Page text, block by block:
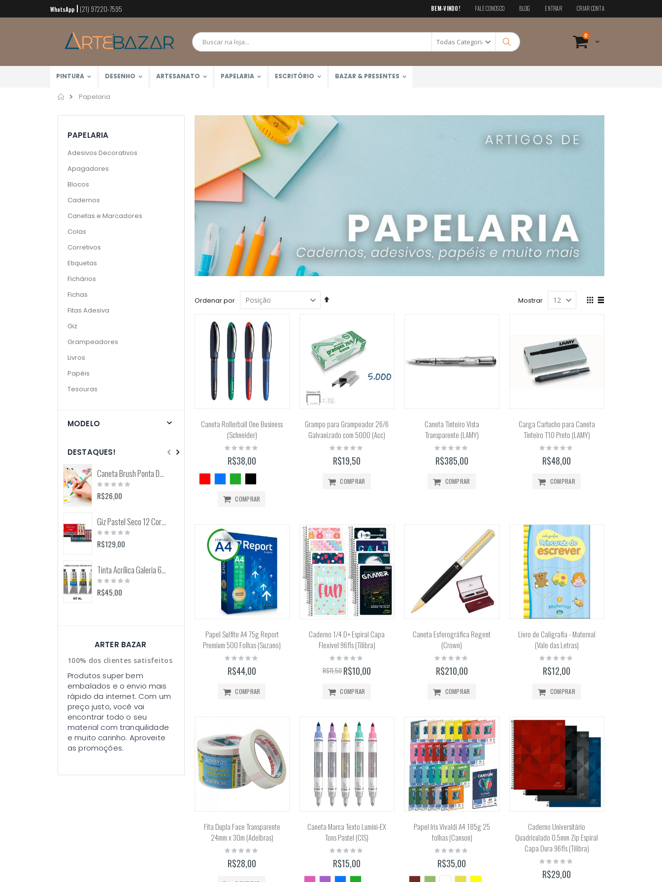
Pular
para
conteúdo
BEM-VINDO! FALE CONOSCO BLOG ENTRAR CRIAR CONTA
Cart
0 itens
Pesquisa
WhatsApp (21) 97220-7595
PINTURA DESENHO ARTESANATO PAPELARIA ESCRITÓRIO BAZAR & PRESENTES
Home
Papelaria
Ordenar por
Definir
Ver
Mostrar
Caneta Rollerball One Business
(Schneider)
Rating:
0%
R$38,00
COMPRAR
Grampo para Grampeador 26/6
Galvanizado com 5000 (Acc)
Rating:
0%
R$19,50
COMPRAR
Caneta Tinteiro Vista
Transparente (LAMY)
Rating:
0%
R$385,00
COMPRAR
Carga Cartucho para Caneta
Tinteiro T10 Preto (LAMY)
Rating:
0%
R$48,00
COMPRAR
Papel Sulfite A4 75g Report
Premium 500 Folhas (Suzano)
Rating:
0%
R$44,00
COMPRAR
Caderno 1/4 D+ Espiral Capa
Flexível 96fls (Tilibra)
Rating:
0%
R$11,50 R$10,00
COMPRAR
Caneta Esferográfica Regent
(Crown)
Rating:
0%
R$210,00
COMPRAR
Livro de Caligrafia - Maternal
(Vale das Letras)
Rating:
0%
R$12,00
COMPRAR
Fita Dupla Face Transparente
24mm x 30m (Adelbras)
Rating:
0%
R$28,00
Caneta Marca Texto Lumini-EX
Tons Pastel (CIS)
Rating:
0%
R$15,00
Papel Iris Vivaldi A4 185g 25
folhas (Canson)
Rating:
0%
R$35,00
Caderno Universitário
Quadriculado 0.5mm Zip Espiral
Capa Dura 96fls (Tilibra)
Rating:
0%
R$29,00
PAPELARIA
Adesivos Decorativos
Apagadores
Blocos
Cadernos
Canetas e Marcadores
Colas
Corretivos
Etiquetas
Fichários
Fichas
Fitas Adesiva
Giz
Grampeadores
Livros
Papéis
Tesouras
MODELO
DESTAQUES!
Caneta Brush Ponta Dupla Zig Brushables (Kuretake)
Rating:
0%
R$26,00
Giz Pastel Seco 12 Cores Toison D'Or (Keramik) 8512
Rating:
0%
R$129,00
Tinta Acrílica Galeria 60ml (Winsor & Newton)
Rating:
0%
R$45,00
Rating:
R$51,99
Rating:
0%
R$357,00
Rating:
0%
R$159,90
Rating:
ARTER BAZAR
100% dos clientes satisfeitos
Produtos super bem
embalados e o envio mais
rápido da internet. Com um
preço justo, você vai
encontrar todo o seu
material com tranquilidade
e muito carinho. Aproveite
as promoções.